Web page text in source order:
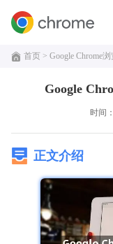
首页 > Google Chrome
Google
时间
正文介绍